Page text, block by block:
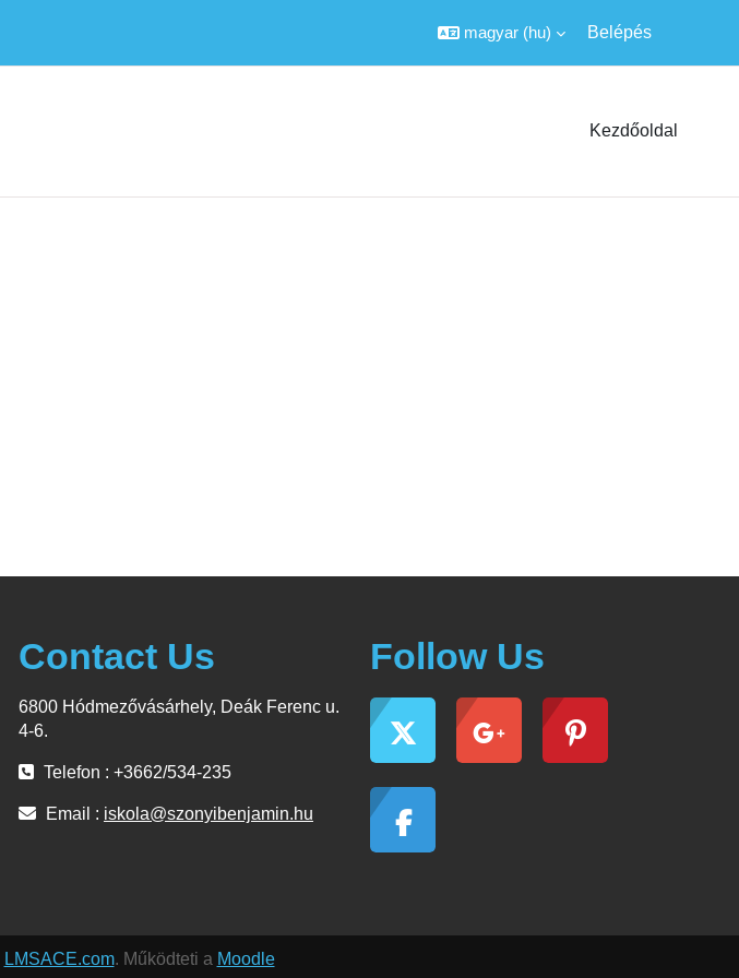
magyar ‎(hu)‎ Belépés
Kezdőoldal
Contact Us
6800 Hódmezővásárhely, Deák Ferenc u.
4-6.
Telefon : +3662/534-235
Email : iskola@szonyibenjamin.hu
Follow Us
LMSACE.com. Működteti a Moodle